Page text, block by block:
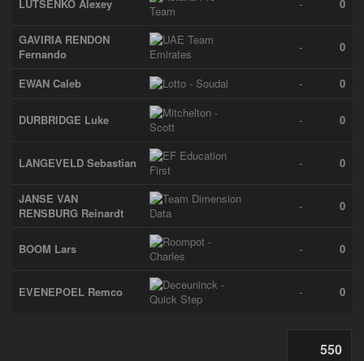
LUTSENKO Alexey - 0
GAVIRIA RENDON
Fernando
- 0
EWAN Caleb - 0
DURBRIDGE Luke - 0
LANGEVELD Sebastian - 0
JANSE VAN
RENSBURG Reinardt
- 0
BOOM Lars - 0
EVENEPOEL Remco - 0
550